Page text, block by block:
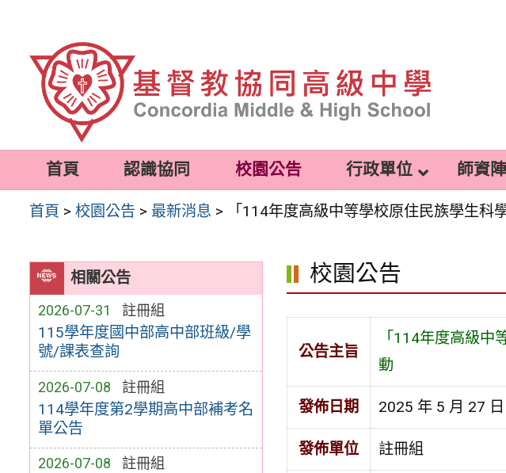
容
首頁 認識協同 校園公告 行政單位 師資
首頁 >校園公告 > 最新消息 > 「114年度高級中等學校原住民族學生
相關公告
2026-07-31 註冊組
115學年度國中部高中部班級/學
號/課表查詢
2026-07-08 註冊組
114學年度第2學期高中部補考名
單公告
2026-07-08 註冊組
校園公告
公告主旨
「114年度高級
動
發佈日期 2025 年 5 月 27 日
發佈單位 註冊組